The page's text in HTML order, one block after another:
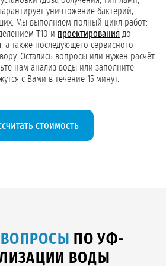
уничтожение бактерий,
Мы выполняем полный цикл работ:
T10 и проектирования до
, а также последующего сервисного
Остались вопросы или нужен расчёт
нам анализ воды или заполните
с Вами в течение 15 минут.
стоимость
ПО УФ-
ВОДЫ